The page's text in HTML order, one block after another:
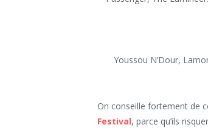
Youssou N’Dour,
On conseille fortement de
Festival, parce qu’ils